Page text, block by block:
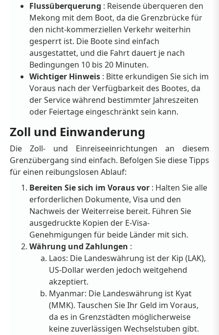
Flussüberquerung : Reisende überqueren den
Mekong mit dem Boot, da die Grenzbrücke für
den nicht-kommerziellen Verkehr weiterhin
gesperrt ist. Die Boote sind einfach
ausgestattet, und die Fahrt dauert je nach
Bedingungen 10 bis 20 Minuten.
Wichtiger Hinweis : Bitte erkundigen Sie sich im
Voraus nach der Verfügbarkeit des Bootes, da
der Service während bestimmter Jahreszeiten
oder Feiertage eingeschränkt sein kann.
Zoll und Einwanderung
Die Zoll- und Einreiseeinrichtungen an diesem
Grenzübergang sind einfach. Befolgen Sie diese Tipps
für einen reibungslosen Ablauf:
Bereiten Sie sich im Voraus vor : Halten Sie alle
erforderlichen Dokumente, Visa und den
Nachweis der Weiterreise bereit. Führen Sie
ausgedruckte Kopien der E-Visa-
Genehmigungen für beide Länder mit sich.
Währung und Zahlungen :
Laos: Die Landeswährung ist der Kip (LAK),
US-Dollar werden jedoch weitgehend
akzeptiert.
Myanmar: Die Landeswährung ist Kyat
(MMK). Tauschen Sie Ihr Geld im Voraus,
da es in Grenzstädten möglicherweise
keine zuverlässigen Wechselstuben gibt.